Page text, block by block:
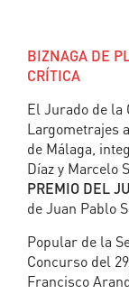
BIZNAGA DE
CRÍTICA
El Jurado de la
Largometrajes
de Málaga,
Díaz y Marcelo
PREMIO DEL
de Juan Pablo
Popular de la
Concurso del
Francisco